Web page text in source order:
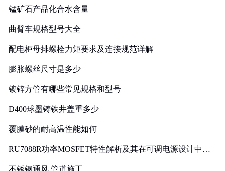
锰矿石产品化合水含量
曲臂车规格型号大全
配电柜母排螺栓力矩要求及连接规范详解
膨胀螺丝尺寸是多少
镀锌方管有哪些常见规格和型号
D400球墨铸铁井盖重多少
覆膜砂的耐高温性能如何
RU7088R功率MOSFET特性解析及其在可调电源设计中的
不锈钢通风 管道施工